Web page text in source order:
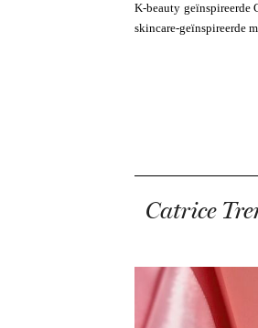
K-beauty geïnspireerde
skincare-geïnspireerde
Catrice